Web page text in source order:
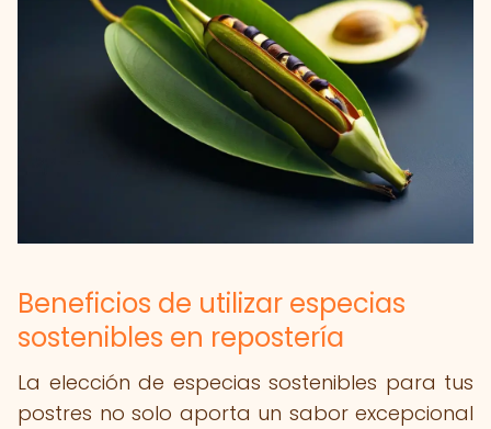
Beneficios de utilizar especias
sostenibles en repostería
La elección de especias sostenibles para tus
postres no solo aporta un sabor excepcional